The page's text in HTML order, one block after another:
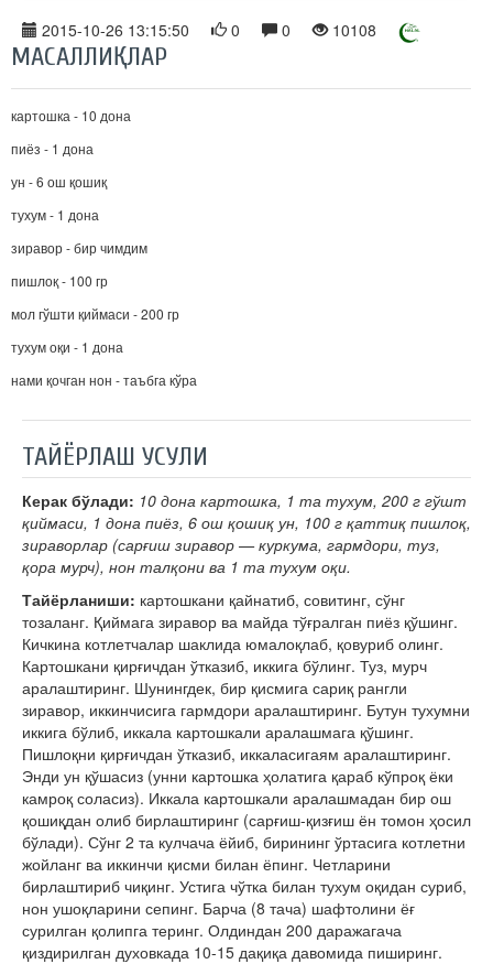
2015-10-26 13:15:50 0 0 10108
МАСАЛЛИҚЛАР
картошка - 10 дона
пиёз - 1 дона
ун - 6 ош қошиқ
тухум - 1 дона
зиравор - бир чимдим
пишлоқ - 100 гр
мол гўшти қиймаси - 200 гр
тухум оқи - 1 дона
нами қочган нон - таъбга кўра
ТАЙЁРЛАШ УСУЛИ
Керак бўлади: 10 дона картошка, 1 та тухум, 200 г гўшт
қиймаси, 1 дона пиёз, 6 ош қошиқ ун, 100 г қаттиқ пишлоқ,
зираворлар (сарғиш зиравор — куркума, гармдори, туз,
қора мурч), нон талқони ва 1 та тухум оқи.
Тайёрланиши: картошкани қайнатиб, совитинг, сўнг
тозаланг. Қиймага зиравор ва майда тўғралган пиёз қўшинг.
Кичкина котлетчалар шаклида юмалоқлаб, қовуриб олинг.
Картошкани қирғичдан ўтказиб, иккига бўлинг. Туз, мурч
аралаштиринг. Шунингдек, бир қисмига сариқ рангли
зиравор, иккинчисига гармдори аралаштиринг. Бутун тухумни
иккига бўлиб, иккала картошкали аралашмага қўшинг.
Пишлоқни қирғичдан ўтказиб, иккаласигаям аралаштиринг.
Энди ун қўшасиз (унни картошка ҳолатига қараб кўпроқ ёки
камроқ соласиз). Иккала картошкали аралашмадан бир ош
қошиқдан олиб бирлаштиринг (сар­ғиш-қизғиш ён томон ҳосил
бўлади). Сўнг 2 та кулчача ёйиб, бирининг ўртасига котлетни
жойланг ва иккинчи қисми билан ёпинг. Четларини
бирлаштириб чиқинг. Устига чўтка билан тухум оқидан суриб,
нон ушоқларини сепинг. Барча (8 тача) шафтолини ёғ
сурилган қолипга теринг. Олдиндан 200 даражагача
қиздирилган духовкада 10-15 дақиқа давомида пиширинг.